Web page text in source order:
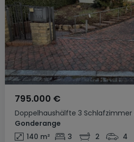
Doppelhaushälfte 3 Schlafzimmer
Gonderange
795.000 €
140 m² 3 2 4